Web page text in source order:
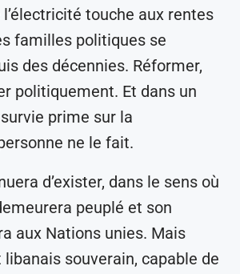
touche aux rentes
familles politiques se
des décennies. Réformer,
politiquement. Et dans un
prime sur la
ne le fait.
d’exister, dans le sens où
peuplé et son
aux Nations unies. Mais
libanais souverain, capable de